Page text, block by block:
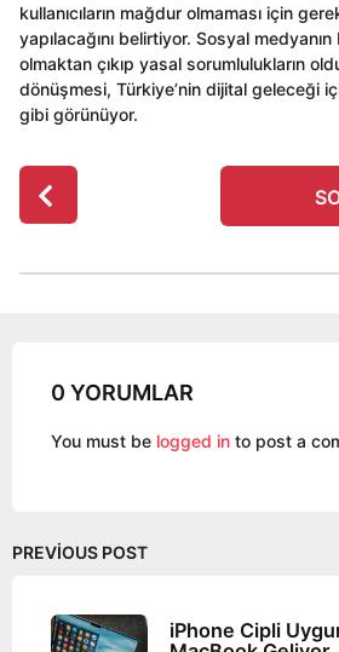
kullanıcıların mağdur olmaması için
yapılacağını belirtiyor. Sosyal medyanın
olmaktan çıkıp yasal sorumlulukların
dönüşmesi, Türkiye’nin dijital geleceği
gibi görünüyor.
P
o
t
o
0 YORUMLAR
You must be logged in to post a
PREVIOUS POST
iPhone Cipli